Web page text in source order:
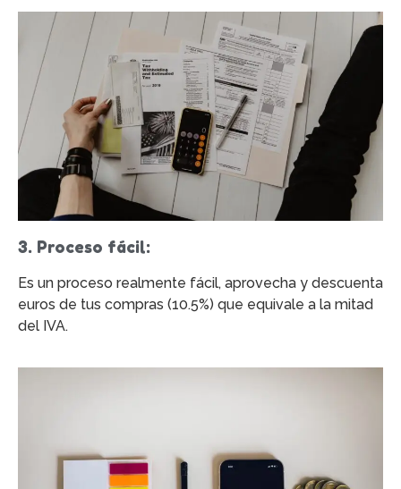
3. Proceso fácil:
Es un proceso realmente fácil, aprovecha y descuenta
euros de tus compras (10.5%) que equivale a la mitad
del IVA.